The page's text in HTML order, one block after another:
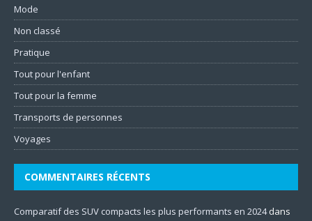
Mode
Non classé
Pratique
Tout pour l'enfant
Tout pour la femme
Transports de personnes
Voyages
COMMENTAIRES RÉCENTS
Comparatif des SUV compacts les plus performants en 2024dans